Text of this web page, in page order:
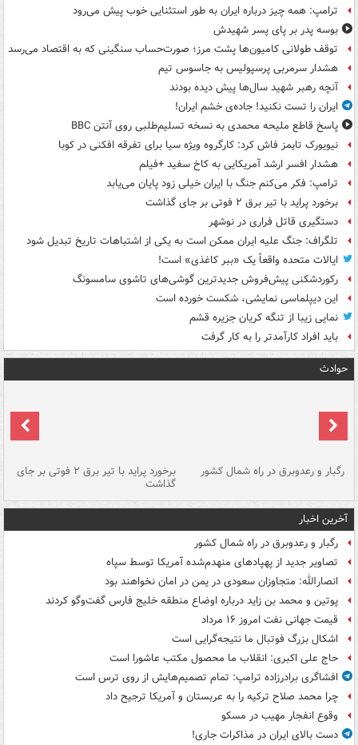
ترامپ: همه چیز درباره ایران به طور استثنایی خوب پیش می‌رود
بوسه‌ پدر بر پای پسر شهیدش
توقف طولانی کامیون‌ها پشت مرز؛ صورت‌حساب سنگینی که به اقتصاد می‌رسد
هشدار سرمربی پرسپولیس به جاسوس تیم
آنچه رهبر شهید سال‌ها پیش دیده بودند
ایران را تست نکنید! جاده‌ی خشم ایران!
پاسخ قاطع ملیحه محمدی به نسخه تسلیم‌طلبی روی آنتن BBC
نیویورک تایمز فاش کرد: کارگروه ویژه سیا برای تفرقه افکنی در کوبا
هشدار افسر ارشد آمریکایی به کاخ سفید +فیلم
ترامپ: فکر می‌کنم جنگ با ایران خیلی زود پایان می‌یابد
برخورد پراید با تیر برق ۲ فوتی بر جای گذاشت
دستگیری قاتل فراری در نوشهر
تلگراف: جنگ علیه ایران ممکن است به یکی از اشتباهات تاریخ تبدیل شود
ایالات متحده واقعاً یک «ببر کاغذی» است!
رکوردشکنی پیش‌فروش جدیدترین گوشی‌های تاشوی سامسونگ
این دیپلماسی نمایشی، شکست خورده است
نمایی زیبا از تنگه کریان جزیره قشم
باید افراد کارآمدتر را به کار گرفت
حوادث
رگبار و رعدوبرق در راه شمال کشور برخورد پراید با تیر برق ۲ فوتی بر جای
گذاشت
آخرین اخبار
رگبار و رعدوبرق در راه شمال کشور
تصاویر جدید از پهپادهای منهدم‌شده آمریکا توسط سپاه
انصارالله: متجاوزان سعودی در یمن در امان نخواهند بود
پوتین و محمد بن زاید درباره اوضاع منطقه خلیج فارس گفت‌وگو کردند
قیمت جهانی نفت امروز ۱۶ مرداد
اشکال بزرگ فوتبال ما نتیجه‌گرایی است
حاج علی اکبری: انقلاب ما محصول مکتب عاشورا است
افشاگری برادرزاده ترامپ: تمام تصمیم‌هایش از روی ترس است
چرا محمد صلاح ترکیه را به عربستان و آمریکا ترجیح داد
وقوع انفجار مهیب در مسکو
دست بالای ایران در مذاکرات جاری!